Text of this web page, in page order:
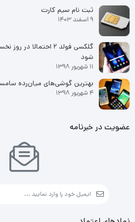
سامسونگ بلندگوهای استریو را در این
پاور تخت می باشد و دارای حسگر اثر
می کند.
صفحه نمایش
پیکسل و رفرش ریت آن
انواع محتوا به بهترین شکل ممکن و با
از طرف دیگر، محافظ راحتی چشم، از چشمان
آبی محافظت خواهد کرد تا بتوانید برای
ثبت نام سیم کارت
9 اسفند 1403
شود
11 شهریور 1398
بهترین گوشی‌های میان‌رده
4 شهریور 1398
عضویت در خبرنامه